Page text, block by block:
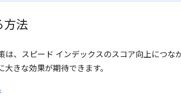
方法
、スピード インデックスのスコア向上につな
きな効果が期待できます。